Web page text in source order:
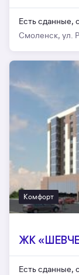
Есть сданные,
Смоленск, ул.
Комфорт
ЖК
Есть сданные,